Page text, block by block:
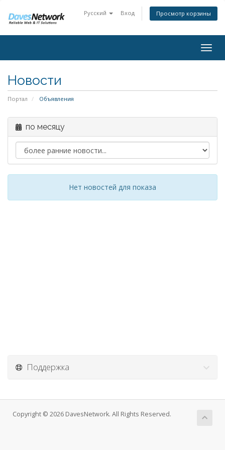
Русский Вход Просмотр корзины
Новости
Портал Объявления
по месяцу
Нет новостей для показа
Поддержка
Copyright © 2026 DavesNetwork. All Rights Reserved.